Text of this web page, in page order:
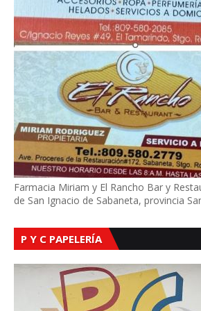
Farmacia Miriam y El Rancho Bar y
de San Ignacio de Sabaneta, provincia
P Y C PAPELERÍA